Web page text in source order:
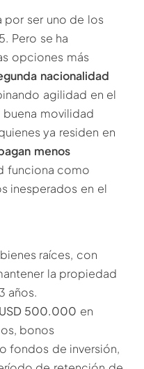
ser uno de los
Pero se ha
opciones más
nacionalidad
agilidad en el
movilidad
ya residen en
menos
funciona como
inesperados en el
raíces, con
la propiedad
años.
USD 500.000 en
bonos
fondos de inversión,